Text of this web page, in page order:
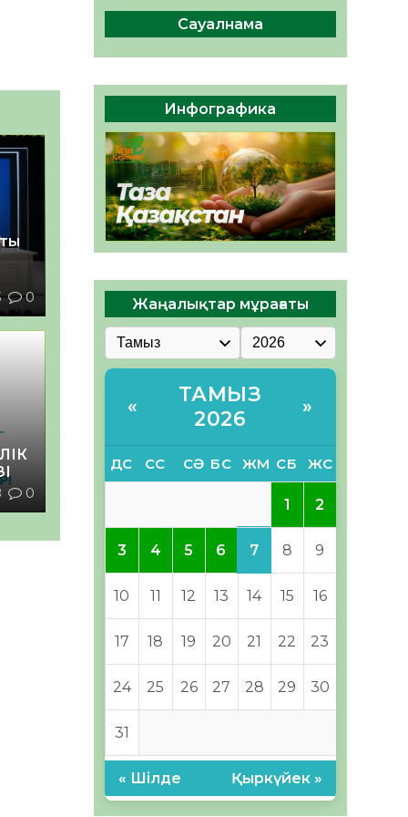
0
0
Руслан Рүстемұлы облыс
әкімінің кеңесшісі болып
тағайындалды
05.08.2026
39 0
Сауалнама
Инфографика
Жаңалықтар мұрағаты
«
ТАМЫЗ
2026
»
ДС СС СӘ БС ЖМ СБ ЖС
1 2
3 4 5 6 7 8 9
10 11 12 13 14 15 16
17 18 19 20 21 22 23
24 25 26 27 28 29 30
31
« Шілде Қыркүйек »